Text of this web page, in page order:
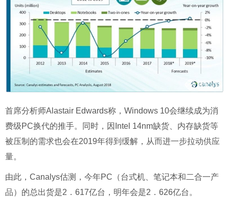
首席分析师Alastair Edwards称，Windows 10会继续成为消
费级PC换代的推手。同时，因Intel 14nm缺货、内存缺货等
被压制的需求也会在2019年得到缓解，从而进一步拉动供应
量。
由此，Canalys估测，今年PC（台式机、笔记本和二合一产
品）的总出货是2．617亿台，明年会是2．626亿台。